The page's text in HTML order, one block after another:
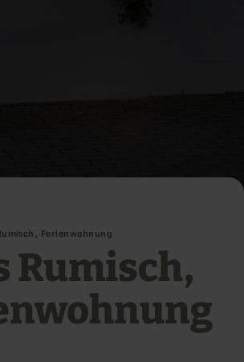
Ferienwohnung
Rumisch,